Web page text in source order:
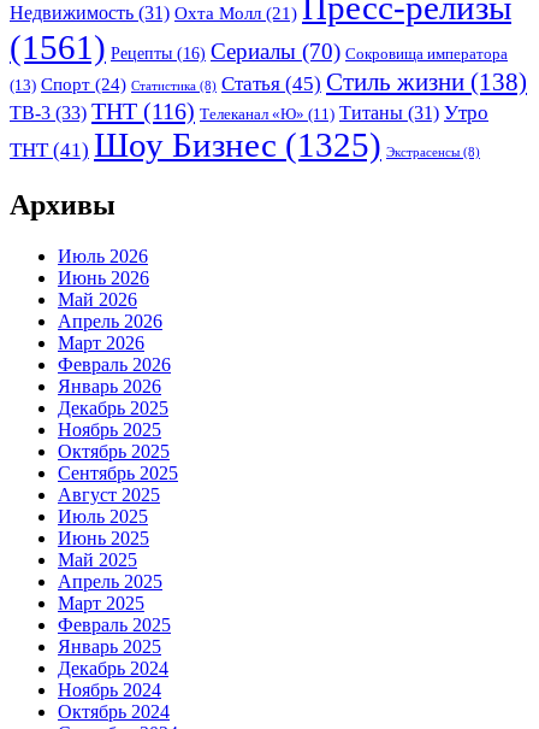
Недвижимость (31) Охта Молл (21) Пресс-релизы
(1561) Рецепты (16) Сериалы (70) Сокровища императора
(13) Спорт (24) Статистика (8) Статья (45) Стиль жизни (138)
ТВ-3 (33) ТНТ (116) Телеканал «Ю» (11) Титаны (31) Утро
ТНТ(41) Шоу Бизнес (1325) Экстрасенсы (8)
Архивы
Июль 2026
Июнь 2026
Май 2026
Апрель 2026
Март 2026
Февраль 2026
Январь 2026
Декабрь 2025
Ноябрь 2025
Октябрь 2025
Сентябрь 2025
Август 2025
Июль 2025
Июнь 2025
Май 2025
Апрель 2025
Март 2025
Февраль 2025
Январь 2025
Декабрь 2024
Ноябрь 2024
Октябрь 2024